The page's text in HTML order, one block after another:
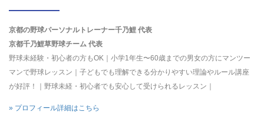
京都の野球パーソナルトレーナー千乃鯉 代表
京都千乃鯉草野球チーム 代表
野球未経験・初心者の方もOK｜小学1年生〜60歳までの男女の方にマンツー
マンで野球レッスン｜子どもでも理解できる分かりやすい理論やルール講座
が好評！｜野球未経・初心者でも安心して受けられるレッスン｜
» プロフィール詳細はこちら